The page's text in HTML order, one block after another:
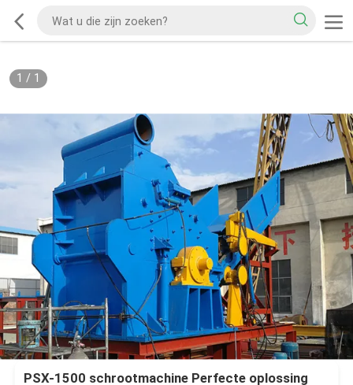
1 / 1
PSX-1500 schrootmachine Perfecte oplossing